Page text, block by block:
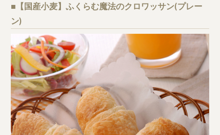
■【国産小麦】ふくらむ魔法のクロワッサン(プレー
ン)